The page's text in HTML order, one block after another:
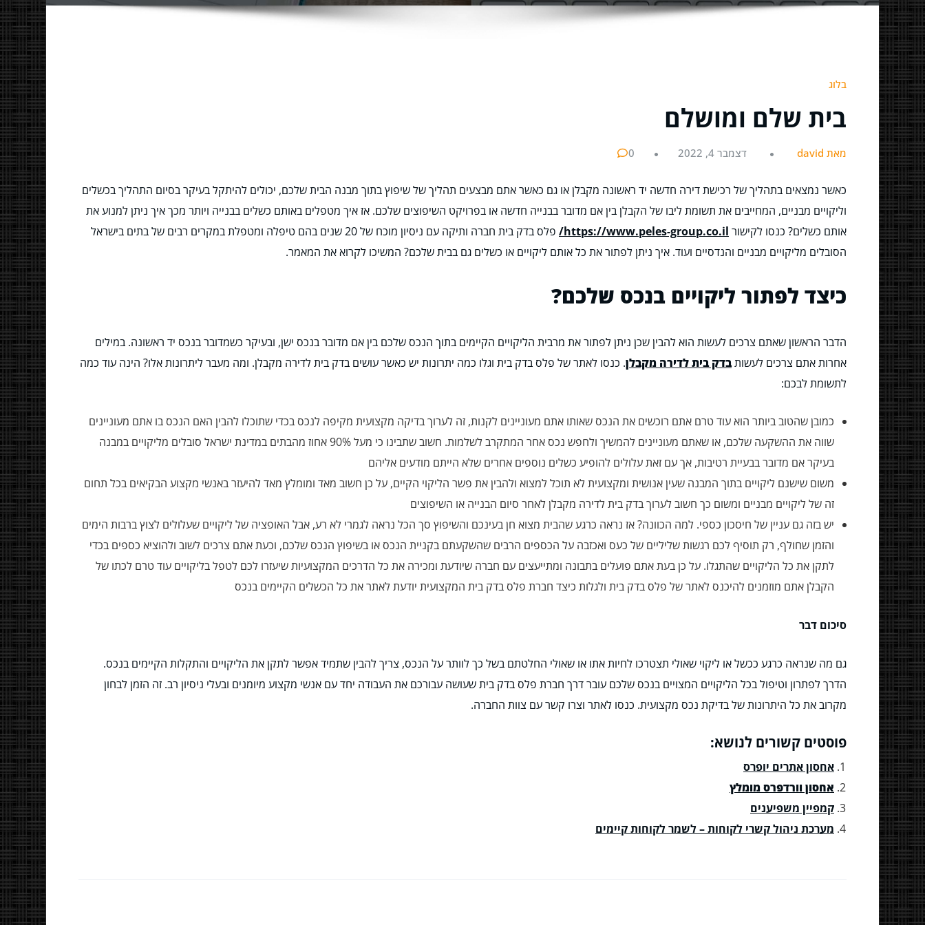
בלוג
בית שלם ומושלם
מאת david דצמבר 4, 2022 0
כאשר נמצאים בתהליך של רכישת דירה חדשה יד ראשונה מקבלן או גם כאשר אתם מבצעים תהליך של שיפוץ בתוך מבנה הבית שלכם, יכולים להיתקל בעיקר בסיום התהליך בכשלים
וליקויים מבניים, המחייבים את תשומת ליבו של הקבלן בין אם מדובר בבנייה חדשה או בפרויקט השיפוצים שלכם. אז איך מטפלים באותם כשלים בבנייה ויותר מכך איך ניתן למנוע את
אותם כשלים? כנסו לקישור https://www.peles-group.co.il/
פלס בדק בית חברה ותיקה עם ניסיון מוכח של 20 שנים בהם טיפלה ומטפלת במקרים רבים של בתים בישראל
הסובלים מליקויים מבניים והנדסיים ועוד. איך ניתן לפתור את כל אותם ליקויים או כשלים גם בבית שלכם? המשיכו לקרוא את המאמר.
כיצד לפתור ליקויים בנכס שלכם?
הדבר הראשון שאתם צרכים לעשות הוא להבין שכן ניתן לפתור את מרבית הליקויים הקיימים בתוך הנכס שלכם בין אם מדובר בנכס ישן, ובעיקר כשמדובר בנכס יד ראשונה. במילים
אחרות אתם צרכים לעשותבדק בית לדירה מקבלן. כנסו לאתר של פלס בדק בית וגלו כמה יתרונות יש כאשר עושים בדק בית לדירה מקבלן. ומה מעבר ליתרונות אלו? הינה עוד כמה
לתשומת לבכם:
כמובן שהטוב ביותר הוא עוד טרם אתם רוכשים את הנכס שאותו אתם מעוניינים לקנות, זה לערוך בדיקה מקצועית מקיפה לנכס בכדי שתוכלו להבין האם הנכס בו אתם מעוניינים
שווה את ההשקעה שלכם, או שאתם מעוניינים להמשיך ולחפש נכס אחר המתקרב לשלמות. חשוב שתבינו כי מעל 90% אחוז מהבתים במדינת ישראל סובלים מליקויים במבנה
בעיקר אם מדובר בבעיית רטיבות, אך עם זאת עלולים להופיע כשלים נוספים אחרים שלא הייתם מודעים אליהם
משום שישנם ליקויים בתוך המבנה שעין אנושית ומקצועית לא תוכל למצוא ולהבין את פשר הליקוי הקיים, על כן חשוב מאד ומומלץ מאד להיעזר באנשי מקצוע הבקיאים בכל תחום
זה של ליקויים מבניים ומשום כך חשוב לערוך בדק בית לדירה מקבלן לאחר סיום הבנייה או השיפוצים
יש בזה גם עניין של חיסכון כספי. למה הכוונה? אז נראה כרגע שהבית מצוא חן בעינכם והשיפוץ סך הכל נראה לגמרי לא רע, אבל האופציה של ליקויים שעלולים לצוץ ברבות הימים
והזמן שחולף, רק תוסיף לכם רגשות שליליים של כעס ואכזבה על הכספים הרבים שהשקעתם בקניית הנכס או בשיפוץ הנכס שלכם, וכעת אתם צרכים לשוב ולהוציא כספים בכדי
לתקן את כל הליקויים שהתגלו. על כן בעת אתם פועלים בתבונה ומתייעצים עם חברה שיודעת ומכירה את כל הדרכים המקצועיות שיעזרו לכם לטפל בליקויים עוד טרם לכתו של
הקבלן אתם מוזמנים להיכנס לאתר של פלס בדק בית ולגלות כיצד חברת פלס בדק בית המקצועית יודעת לאתר את כל הכשלים הקיימים בנכס
סיכום דבר
גם מה שנראה כרגע ככשל או ליקוי שאולי תצטרכו לחיות אתו או שאולי החלטתם בשל כך לוותר על הנכס, צריך להבין שתמיד אפשר לתקן את הליקויים והתקלות הקיימים בנכס.
הדרך לפתרון וטיפול בכל הליקויים המצויים בנכס שלכם עובר דרך חברת פלס בדק בית שעושה עבורכם את העבודה יחד עם אנשי מקצוע מיומנים ובעלי ניסיון רב. זה הזמן לבחון
מקרוב את כל היתרונות של בדיקת נכס מקצועית. כנסו לאתר וצרו קשר עם צוות החברה.
פוסטים קשורים לנושא:
אחסון אתרים יופרס
אחסון וורדפרס מומלץ
קמפיין משפיענים
מערכת ניהול קשרי לקוחות – לשמר לקוחות קיימים